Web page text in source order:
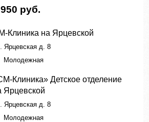
руб.
Клиника на Ярцевской
Ярцевская д. 8
Молодежная
Клиника» Детское отделение
Ярцевской
Ярцевская д. 8
Молодежная